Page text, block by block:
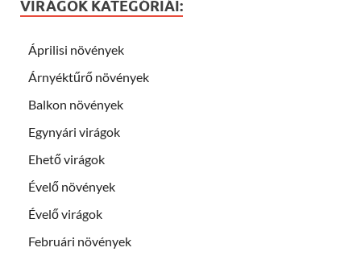
VIRÁGOK KATEGÓRIÁI:
Áprilisi növények
Árnyéktűrő növények
Balkon növények
Egynyári virágok
Ehető virágok
Évelő növények
Évelő virágok
Februári növények